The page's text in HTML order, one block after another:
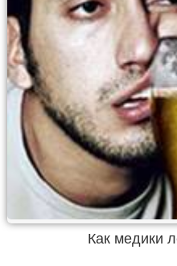
Как медики